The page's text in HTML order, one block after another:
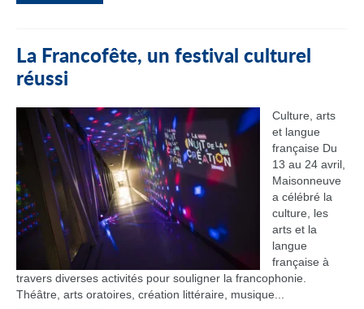
La Francofête, un festival culturel
réussi
Culture, arts
et langue
française Du
13 au 24 avril,
Maisonneuve
a célébré la
culture, les
arts et la
langue
française à
travers diverses activités pour souligner la francophonie.
Théâtre, arts oratoires, création littéraire, musique...